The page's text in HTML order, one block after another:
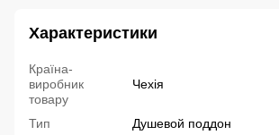
Характеристики
Країна-
виробник
товару
Чехія
Тип
Душевой поддон